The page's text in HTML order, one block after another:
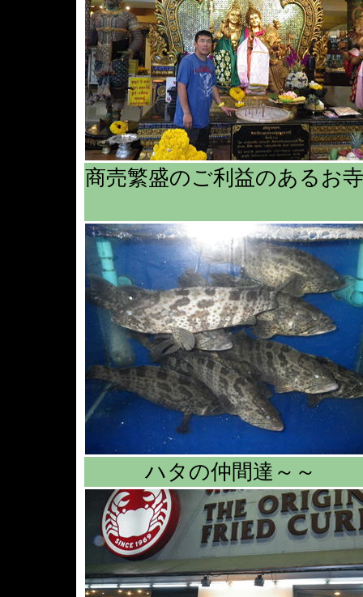
商売繁盛のご利益のあるお
ハタの仲間達～～